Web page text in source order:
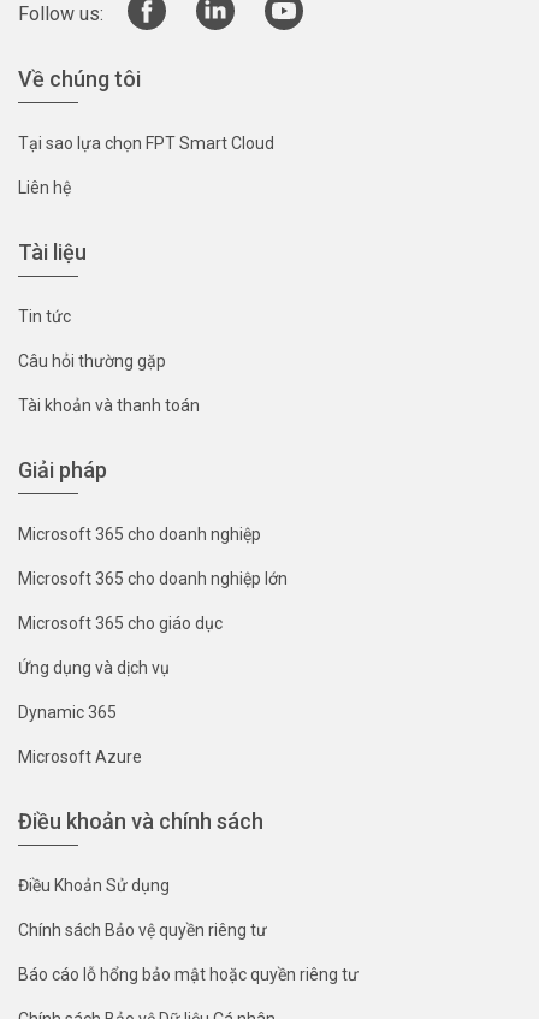
Follow us:
Về chúng tôi
Tại sao lựa chọn FPT Smart Cloud
Liên hệ
Tài liệu
Tin tức
Câu hỏi thường gặp
Tài khoản và thanh toán
Giải pháp
Microsoft 365 cho doanh nghiệp
Microsoft 365 cho doanh nghiệp lớn
Microsoft 365 cho giáo dục
Ứng dụng và dịch vụ
Dynamic 365
Microsoft Azure
Điều khoản và chính sách
Điều Khoản Sử dụng
Chính sách Bảo vệ quyền riêng tư
Báo cáo lỗ hổng bảo mật hoặc quyền riêng tư